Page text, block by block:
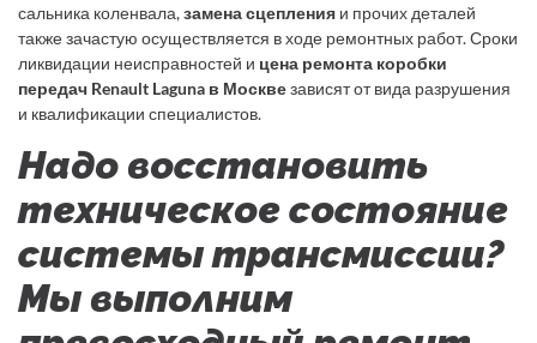
сальника коленвала,замена сцепления и прочих деталей
также зачастую осуществляется в ходе ремонтных работ. Сроки
ликвидации неисправностей и цена ремонта коробки
передач Renault Laguna в Москвезависят от вида разрушения
и квалификации специалистов.
Надо восстановить
техническое состояние
системы трансмиссии?
Мы выполним